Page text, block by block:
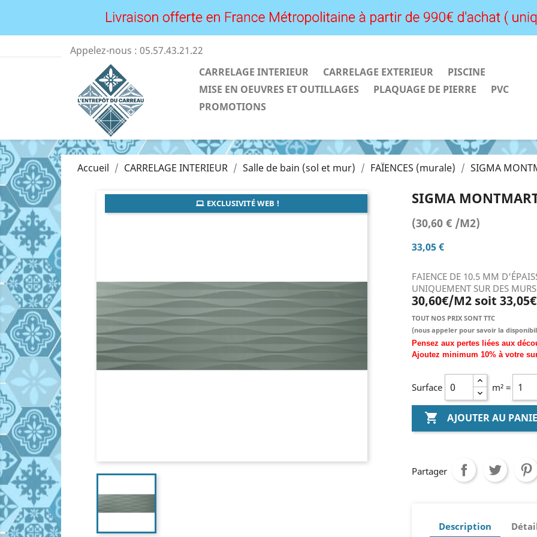
Appelez-nous : 05.57.43.21.22
CARRELAGE INTERIEUR
CARRELAGE EXTERIEUR
PISCINE
MISE EN OEUVRES ET OUTILLAGES
PLAQUAGE DE PIERRE
PVC
PROMOTIONS
Accueil CARRELAGE INTERIEUR Salle de bain (sol et mur) FAÏENCES (murale) SIGMA
EXCLUSIVITÉ WEB ! SIGMA
(30,60 € /M2)
33,05 €
FAIENCE DE 10.5 MM
UNIQUEMENT SUR DES MURS
30,60€/M2 soit
TOUT NOS PRIX SONT TTC
(nous appeler pour savoir la
Pensez aux pertes liées aux
Ajoutez minimum 10% à votre
Surface m² =
 AJOUTER AU
Partager
Description